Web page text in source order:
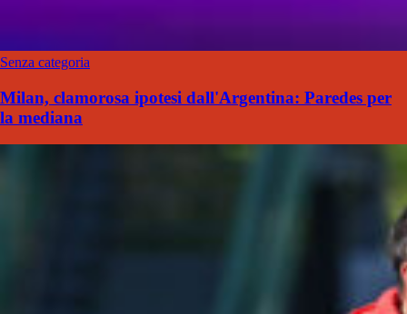
Senza categoria
Milan, clamorosa ipotesi dall'Argentina: Paredes per
la mediana